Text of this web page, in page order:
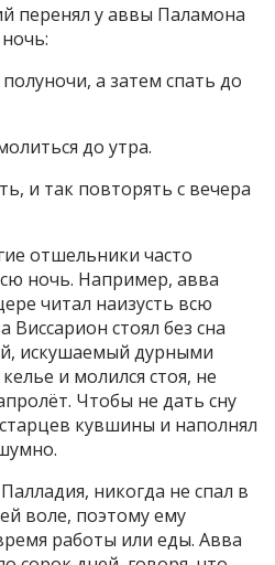
перенял у аввы Паламона
а затем спать до
до утра.
и так повторять с вечера
отшельники часто
ночь. Например, авва
читал наизусть всю
стоял без сна
искушаемый дурными
и молился стоя, не
Чтобы не дать сну
кувшины и наполнял
никогда не спал в
воле, поэтому ему
работы или еды. Авва